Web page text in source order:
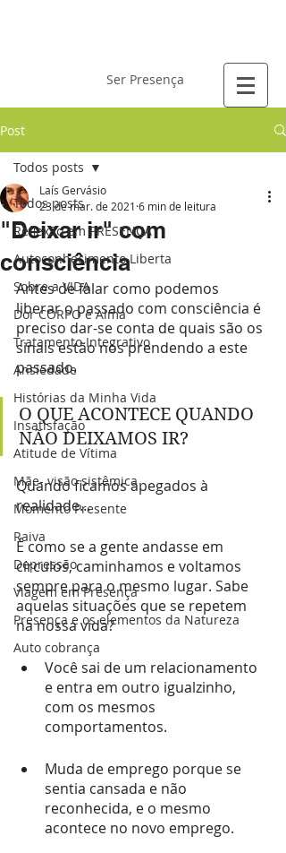
Ser Presença
Post
Todos posts
Reflexão em PRESENÇA
Autoconhecimento Liberta
Sobre a VIDA
Dor CORPO e Alma
Tratamento Integrativo
Ansiedade
Histórias da Minha Vida
Insatisfação
Atitude de Vítima
Mãe- visão sistêmica
Momento Presente
Raiva
Depressão
Viagem em Presença
Presença e os elementos da Natureza
Auto cobrança
Todos posts
"Deixar ir" com
consciência
Laís Gervásio
23 de mar. de 2021 6 min de leitura
Antes de falar como podemos
liberar o passado com consciência é
preciso dar-se conta de quais são os
sinais estão nos prendendo a este
passado.
O QUE ACONTECE QUANDO
NÃO DEIXAMOS IR?
Quando ficamos apegados à
realidade…
É como se a gente andasse em
círculos, caminhamos e voltamos
sempre para o mesmo lugar. Sabe
aquelas situações que se repetem
na nossa vida?
Você sai de um relacionamento
e entra em outro igualzinho,
com os mesmos
comportamentos.
Muda de emprego porque se
sentia cansada e não
reconhecida, e o mesmo
acontece no novo emprego.